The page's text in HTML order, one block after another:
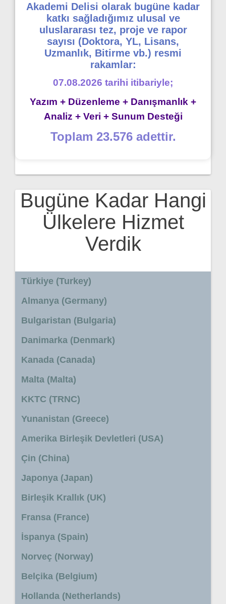
Akademi Delisi olarak bugüne kadar
katkı sağladığımız ulusal ve
uluslararası tez, proje ve rapor
sayısı (Doktora, YL, Lisans,
Uzmanlık, Bitirme vb.) resmi
rakamlar:
07.08.2026 tarihi itibariyle;
Yazım + Düzenleme + Danışmanlık +
Analiz + Veri + Sunum Desteği
Toplam 23.576 adettir.
Bugüne Kadar Hangi
Ülkelere Hizmet
Verdik
Türkiye (Turkey)
Almanya (Germany)
Bulgaristan (Bulgaria)
Danimarka (Denmark)
Kanada (Canada)
Malta (Malta)
KKTC (TRNC)
Yunanistan (Greece)
Amerika Birleşik Devletleri (USA)
Çin (China)
Japonya (Japan)
Birleşik Krallık (UK)
Fransa (France)
İspanya (Spain)
Norveç (Norway)
Belçika (Belgium)
Hollanda (Netherlands)